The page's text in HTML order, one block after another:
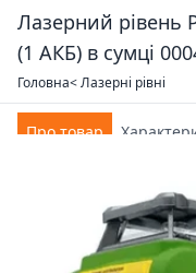
Лазерний рівень
(1 АКБ) в сумці
Головна< Лазерні рівні
Про товар